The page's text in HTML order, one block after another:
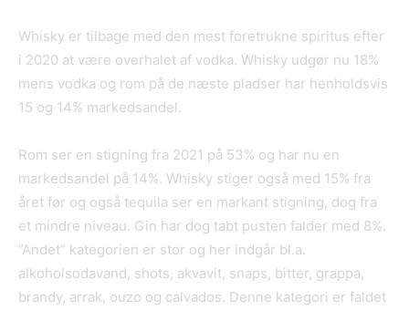
Whisky er tilbage med den mest foretrukne spiritus efter
i 2020 at være overhalet af vodka. Whisky udgør nu 18%
mens vodka og rom på de næste pladser har henholdsvis
15 og 14% markedsandel.
Rom ser en stigning fra 2021 på 53% og har nu en
markedsandel på 14%. Whisky stiger også med 15% fra
året før og også tequila ser en markant stigning, dog fra
et mindre niveau. Gin har dog tabt pusten falder med 8%.
”Andet” kategorien er stor og her indgår bl.a.
alkoholsodavand, shots, akvavit, snaps, bitter, grappa,
brandy, arrak, ouzo og calvados. Denne kategori er faldet